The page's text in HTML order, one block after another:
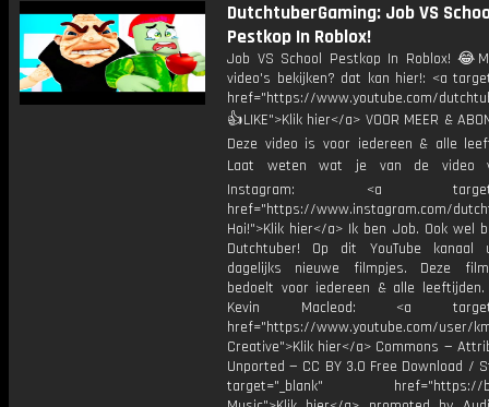
DutchtuberGaming: Job VS
Pestkop In Roblox!
Job VS School Pestkop In Roblox!
video's bekijken? dat kan hier!: <a
href="https://www.youtube.com/
👍LIKE">Klik hier</a> VOOR MEER &
Deze video is voor iedereen & alle
Laat weten wat je van de video
Instagram: <a
href="https://www.instagram.com/
Hoi!">Klik hier</a> Ik ben Job. Ook wel
Dutchtuber! Op dit YouTube kanaal
dagelijks nieuwe filmpjes. Deze
bedoelt voor iedereen & alle
Kevin Macleod: <a
href="https://www.youtube.com/user/
Creative">Klik hier</a> Commons —
Unported — CC BY 3.0 Free Download /
target="_blank" href="https://